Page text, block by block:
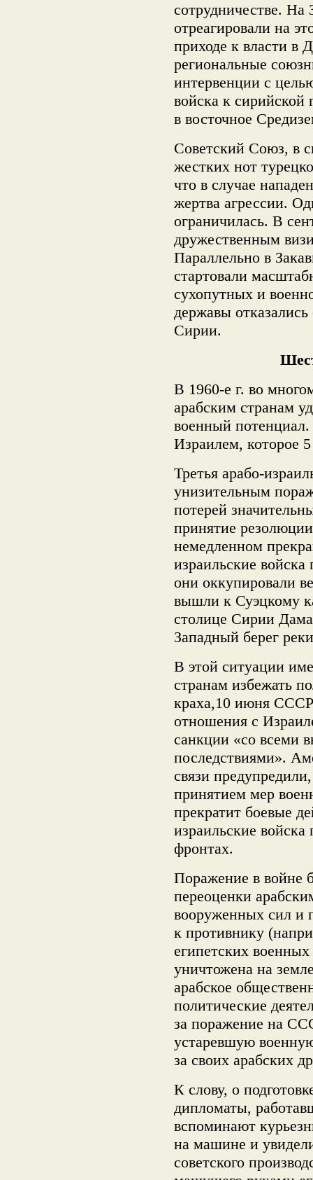
сотрудничестве. На
отреагировали на
приходе к власти
региональные
интервенции с
войска к сирийской
в восточное
Советский Союз, в
жестких нот
что в случае
жертва агрессии.
ограничилась. В
дружественным
Параллельно в
стартовали
сухопутных и
державы
Сирии.
В 1960-е г. во
арабским странам
военный потенциал.
Израилем, которое
Третья арабо-
унизительным
потерей
принятие
немедленном
израильские
они оккупировали
вышли к Суэцкому
столице Сирии
Западный берег
В этой ситуации
странам избежать
краха,10 июня СССР
отношения с
санкции «со всеми
последствиями».
связи
принятием мер
прекратит боевые
израильские войска
фронтах.
Поражение в войне
переоценки
вооруженных сил и
к противнику
египетских
уничтожена на
арабское
политические
за поражение на
устаревшую
за своих арабских
К слову, о
дипломаты,
вспоминают
на машине и
советского